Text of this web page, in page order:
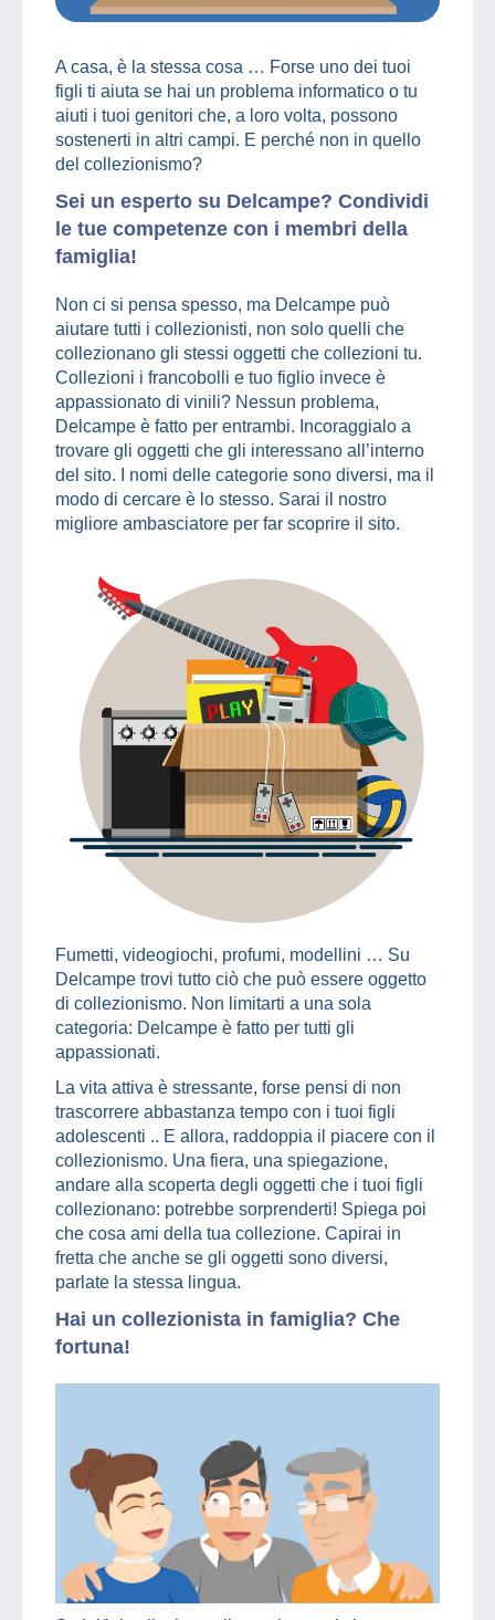
A casa, è la stessa cosa … Forse uno dei tuoi
figli ti aiuta se hai un problema informatico o tu
aiuti i tuoi genitori che, a loro volta, possono
sostenerti in altri campi. E perché non in quello
del collezionismo?
Sei un esperto su Delcampe? Condividi
le tue competenze con i membri della
famiglia!
Non ci si pensa spesso, ma Delcampe può
aiutare tutti i collezionisti, non solo quelli che
collezionano gli stessi oggetti che collezioni tu.
Collezioni i francobolli e tuo figlio invece è
appassionato di vinili? Nessun problema,
Delcampe è fatto per entrambi. Incoraggialo a
trovare gli oggetti che gli interessano all’interno
del sito. I nomi delle categorie sono diversi, ma il
modo di cercare è lo stesso. Sarai il nostro
migliore ambasciatore per far scoprire il sito.
Fumetti, videogiochi, profumi, modellini … Su
Delcampe trovi tutto ciò che può essere oggetto
di collezionismo. Non limitarti a una sola
categoria: Delcampe è fatto per tutti gli
appassionati.
La vita attiva è stressante, forse pensi di non
trascorrere abbastanza tempo con i tuoi figli
adolescenti .. E allora, raddoppia il piacere con il
collezionismo. Una fiera, una spiegazione,
andare alla scoperta degli oggetti che i tuoi figli
collezionano: potrebbe sorprenderti! Spiega poi
che cosa ami della tua collezione. Capirai in
fretta che anche se gli oggetti sono diversi,
parlate la stessa lingua.
Hai un collezionista in famiglia? Che
fortuna!